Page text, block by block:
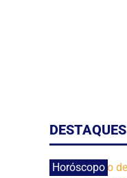
DESTAQUES
Horóscopo